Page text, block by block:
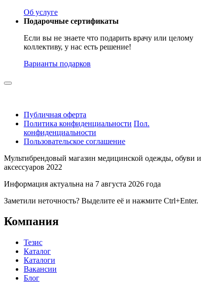
Об услуге
Подарочные сертификаты
Если вы не знаете что подарить врачу или целому
коллективу, у нас есть решение!
Варианты подарков
Публичная оферта
Политика конфиденциальности Пол.
конфиденциальности
Пользовательское соглашение
Мультибрендовый магазин медицинской одежды, обуви и
аксессуаров 2022
Информация актуальна на 7 августа 2026 года
Заметили неточность? Выделите её и нажмите Ctrl+Enter.
Компания
Тезис
Каталог
Каталоги
Вакансии
Блог